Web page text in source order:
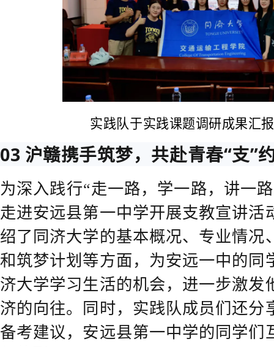
实践队于实践课题调研成果汇
03 沪赣携手筑梦，共赴青春“支”
为深入践行“走一路，学一路，讲一
走进安远县第一中学开展支教宣讲活
绍了同济大学的基本概况、专业情况
和筑梦计划等方面，为安远一中的同
济大学学习生活的机会，进一步激发
济的向往。同时，实践队成员们还分
备考建议，安远县第一中学的同学们